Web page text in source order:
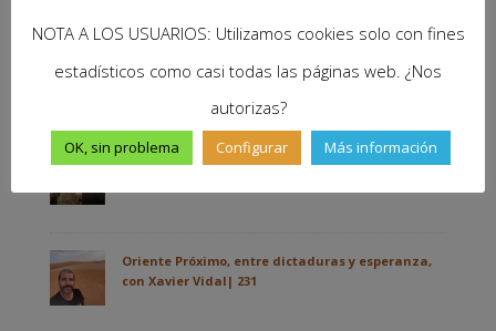
Paco Nadal: 35 años viajando por el mundo para
Oriente Próximo, entre dictaduras y esperanza,
con Xavier Vidal| 231
NOTA A LOS USUARIOS: Utilizamos cookies solo con fines
estadísticos como casi todas las páginas web. ¿Nos
autorizas?
OK, sin problema Configurar Más información